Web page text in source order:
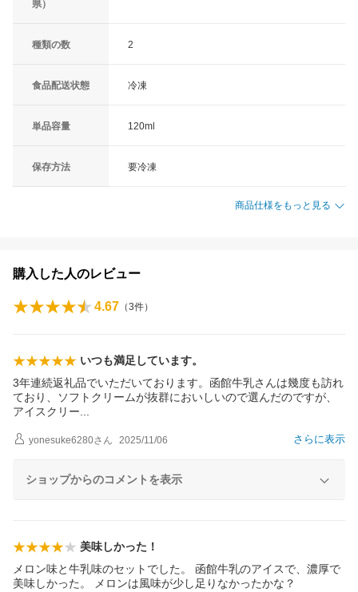
県）
種類の数 2
食品配送状態 冷凍
単品容量 120ml
保存方法 要冷凍
商品仕様をもっと見る
購入した人のレビュー
4.67 （3件）
いつも満足しています。
3年連続返礼品でいただいております。函館牛乳さんは幾度も訪れ
ており、ソフトクリームが抜群においしいので選んだのですが、
アイスクリ ー
さらに表示
yonesuke6280さん 2025/11/06
ショップからのコメントを表示
美味しかった！
メロン味と牛乳味のセットでした。 函館牛乳のアイスで、濃厚で
美味しかった。 メロンは風味が少し足りなかったかな？